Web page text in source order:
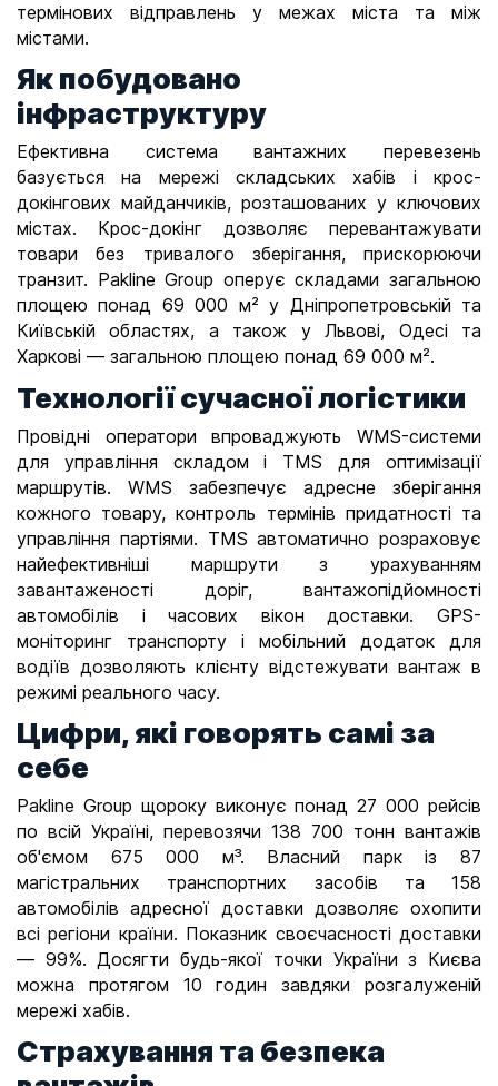
термінових відправлень у межах міста та між
містами.
Як побудовано
інфраструктуру
Ефективна система вантажних перевезень
базується на мережі складських хабів і крос-
докінгових майданчиків, розташованих у ключових
містах. Крос-докінг дозволяє перевантажувати
товари без тривалого зберігання, прискорюючи
транзит. Pakline Group оперує складами загальною
площею понад 69 000 м² у Дніпропетровській та
Київській областях, а також у Львові, Одесі та
Харкові — загальною площею понад 69 000 м².
Технології сучасної логістики
Провідні оператори впроваджують WMS-системи
для управління складом і TMS для оптимізації
маршрутів. WMS забезпечує адресне зберігання
кожного товару, контроль термінів придатності та
управління партіями. TMS автоматично розраховує
найефективніші маршрути з урахуванням
завантаженості доріг, вантажопідйомності
автомобілів і часових вікон доставки. GPS-
моніторинг транспорту і мобільний додаток для
водіїв дозволяють клієнту відстежувати вантаж в
режимі реального часу.
Цифри, які говорять самі за
себе
Pakline Group щороку виконує понад 27 000 рейсів
по всій Україні, перевозячи 138 700 тонн вантажів
об'ємом 675 000 м³. Власний парк із 87
магістральних транспортних засобів та 158
автомобілів адресної доставки дозволяє охопити
всі регіони країни. Показник своєчасності доставки
— 99%. Досягти будь-якої точки України з Києва
можна протягом 10 годин завдяки розгалуженій
мережі хабів.
Страхування та безпека